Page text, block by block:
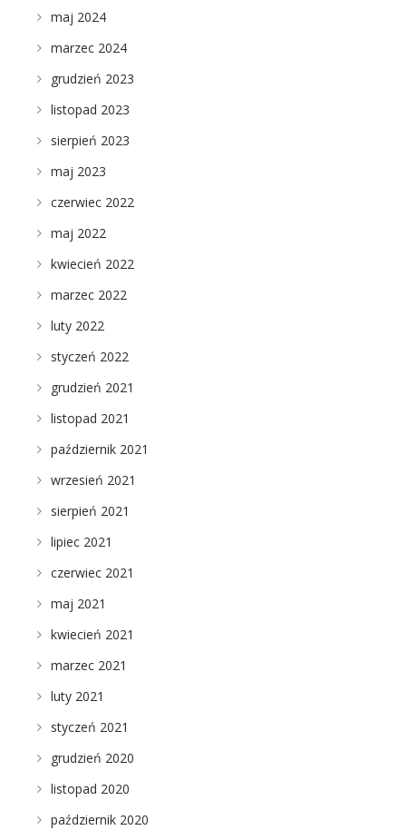
maj 2024
marzec 2024
grudzień 2023
listopad 2023
sierpień 2023
maj 2023
czerwiec 2022
maj 2022
kwiecień 2022
marzec 2022
luty 2022
styczeń 2022
grudzień 2021
listopad 2021
październik 2021
wrzesień 2021
sierpień 2021
lipiec 2021
czerwiec 2021
maj 2021
kwiecień 2021
marzec 2021
luty 2021
styczeń 2021
grudzień 2020
listopad 2020
październik 2020